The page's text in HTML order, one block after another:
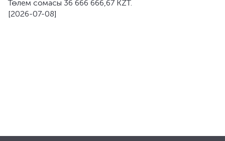
Төлем сомасы 36 666 666,67 KZT.
[2026-07-08]